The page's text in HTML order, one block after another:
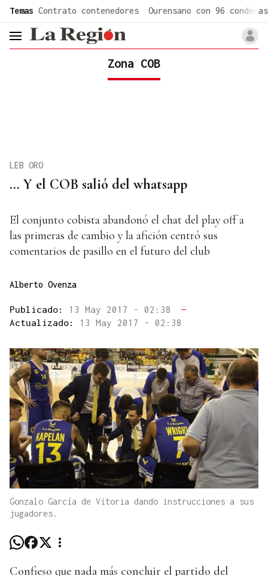
Temas Contrato contenedores Ourensano con 96 condenas
header.menu.open
Zona COB
... Y el COB salió del whatsapp
LEB ORO
El conjunto cobista abandonó el chat del play off a
las primeras de cambio y la afición centró sus
comentarios de pasillo en el futuro del club
Alberto Ovenza
Publicado: 13 May 2017 - 02:38
—
Actualizado: 13 May 2017 - 02:38
Gonzalo García de Vitoria dando instrucciones a sus
jugadores.
Confieso que nada más concluir el partido del